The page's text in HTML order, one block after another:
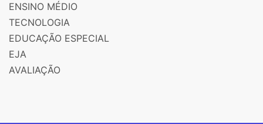
ENSINO MÉDIO
TECNOLOGIA
EDUCAÇÃO ESPECIAL
EJA
AVALIAÇÃO